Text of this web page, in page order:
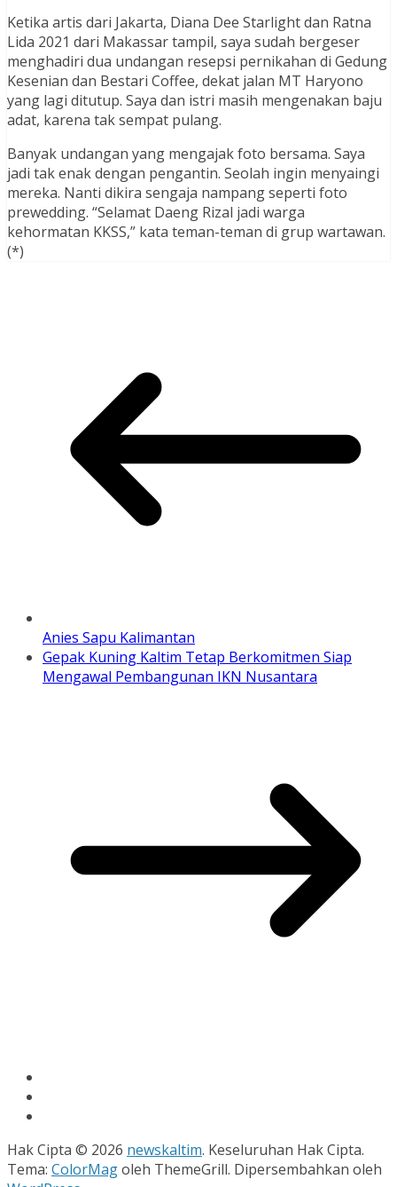
Ketika artis dari Jakarta, Diana Dee Starlight dan Ratna
Lida 2021 dari Makassar tampil, saya sudah bergeser
menghadiri dua undangan resepsi pernikahan di Gedung
Kesenian dan Bestari Coffee, dekat jalan MT Haryono
yang lagi ditutup. Saya dan istri masih mengenakan baju
adat, karena tak sempat pulang.
Banyak undangan yang mengajak foto bersama. Saya
jadi tak enak dengan pengantin. Seolah ingin menyaingi
mereka. Nanti dikira sengaja nampang seperti foto
prewedding. “Selamat Daeng Rizal jadi warga
kehormatan KKSS,” kata teman-teman di grup wartawan.
(*)
Anies Sapu Kalimantan
Gepak Kuning Kaltim Tetap Berkomitmen Siap
Mengawal Pembangunan IKN Nusantara
Hak Cipta © 2026 newskaltim. Keseluruhan Hak Cipta.
Tema: ColorMagoleh ThemeGrill. Dipersembahkan oleh